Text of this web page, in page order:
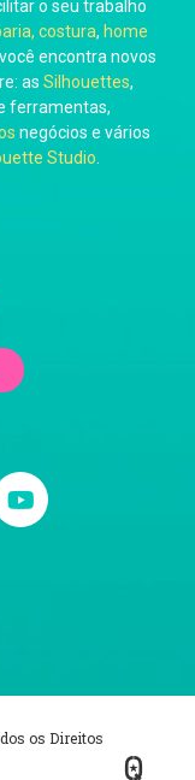
o seu trabalho
costura, home
encontra novos
as Silhouettes,
ferramentas,
negócios e vários
Studio.
os Direitos